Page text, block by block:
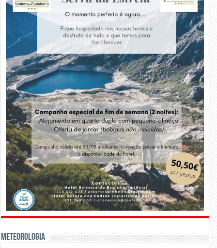
Meteorologia